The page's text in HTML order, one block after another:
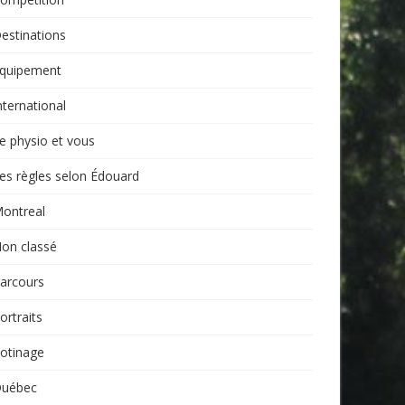
physio et vous
règles selon Édouard
classé